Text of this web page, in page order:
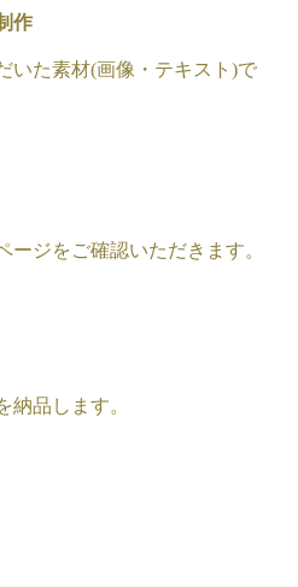
作
いた素材(画像・テキスト)で
ージをご確認いただきます。
納品します。